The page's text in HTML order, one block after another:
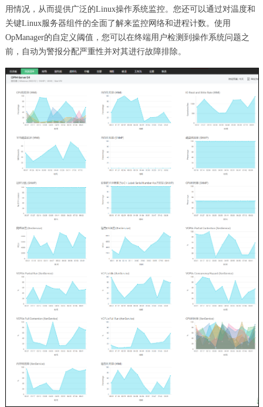
用情况，从而提供广泛的Linux操作系统监控。您还可以通过对温度和
关键Linux服务器组件的全面了解来监控网络和进程计数。使用
OpManager的自定义阈值，您可以在终端用户检测到操作系统问题之
前，自动为警报分配严重性并对其进行故障排除。